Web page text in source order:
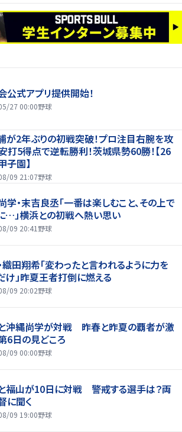
公式アプリ提供開始！
27 00:00野球
が2年ぶりの初戦突破！プロ注目右腕を攻
打5得点で逆転勝利！茨城県勢60勝！【26
子園】
09 21:07野球
学・末吉良丞「一番は楽しむこと、その上で
…」横浜との初戦へ熱い思い
09 20:41 野球
織田翔希「変わったと言われるように力を
け」昨夏王者打倒に燃える
09 20:02野球
沖縄尚学が対戦 昨春と昨夏の覇者が激
日の見どころ
09 00:00野球
福山が10日に対戦 警戒する選手は？両
に聞く
09 19:00野球